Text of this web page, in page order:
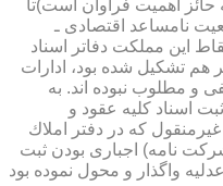
در این زمینه حائز اهمیت فراوان است)تا
نامساعد اقتصادی ـ
این مملكت دفاتر اسناد
هم تشكیل شده بود، ادارات
و مطلوب نبوده اند. به
جهت قانونگذار در دو مورد (۱ـ ثبت اسناد كلیه عقود و
كه در دفتر املاك
و شركت نامه) اجباری بودن ثبت
واگذار و محول نموده بود